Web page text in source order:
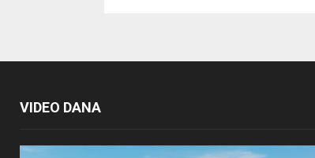
VIDEO DANA